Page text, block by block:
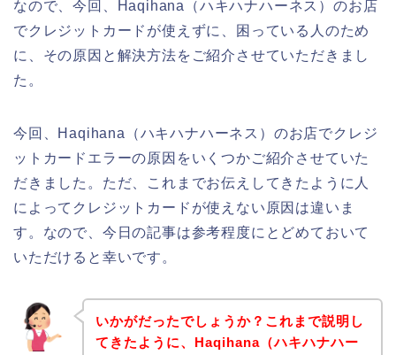
なので、今回、Haqihana（ハキハナハーネス）のお店
でクレジットカードが使えずに、困っている人のため
に、その原因と解決方法をご紹介させていただきまし
た。
今回、Haqihana（ハキハナハーネス）のお店でクレジ
ットカードエラーの原因をいくつかご紹介させていた
だきました。ただ、これまでお伝えしてきたように人
によってクレジットカードが使えない原因は違いま
す。なので、今日の記事は参考程度にとどめておいて
いただけると幸いです。
いかがだったでしょうか？これまで説明し
てきたように、Haqihana（ハキハナハー